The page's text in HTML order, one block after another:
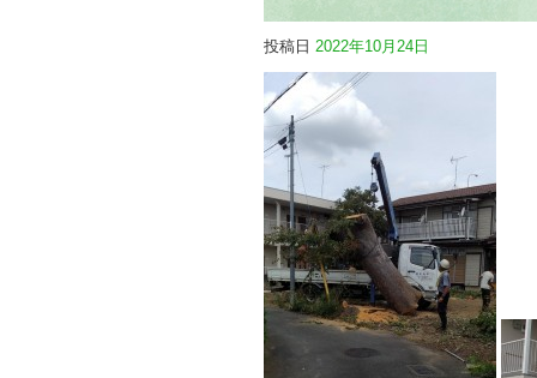
投稿日 2022年10月24日